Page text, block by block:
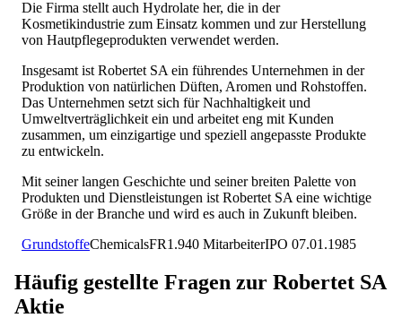
Die Firma stellt auch Hydrolate her, die in der
Kosmetikindustrie zum Einsatz kommen und zur Herstellung
von Hautpflegeprodukten verwendet werden.
Insgesamt ist Robertet SA ein führendes Unternehmen in der
Produktion von natürlichen Düften, Aromen und Rohstoffen.
Das Unternehmen setzt sich für Nachhaltigkeit und
Umweltverträglichkeit ein und arbeitet eng mit Kunden
zusammen, um einzigartige und speziell angepasste Produkte
zu entwickeln.
Mit seiner langen Geschichte und seiner breiten Palette von
Produkten und Dienstleistungen ist Robertet SA eine wichtige
Größe in der Branche und wird es auch in Zukunft bleiben.
GrundstoffeChemicalsFR1.940 MitarbeiterIPO 07.01.1985
Häufig gestellte Fragen zur Robertet SA
Aktie